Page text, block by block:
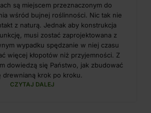
są miejscem przeznaczonym do
wśród bujnej roślinności. Nic tak nie
z naturą. Jednak aby konstrukcja
musi zostać zaprojektowana z
wypadku spędzanie w niej czasu
więcej kłopotów niż przyjemności. Z
dowiedzą się Państwo, jak zbudować
drewnianą krok po kroku.
CZYTAJ DALEJ